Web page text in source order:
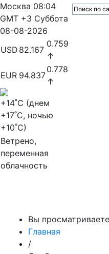
Москва 08:04
GMT +3 Суббота
08-08-2026
USD 82.167
0.759
↑
EUR 94.837
0.778
↑
+14˚C (днем
+17˚C, ночью
+10˚C)
Ветрено,
переменная
облачность
Вы
Главная
/